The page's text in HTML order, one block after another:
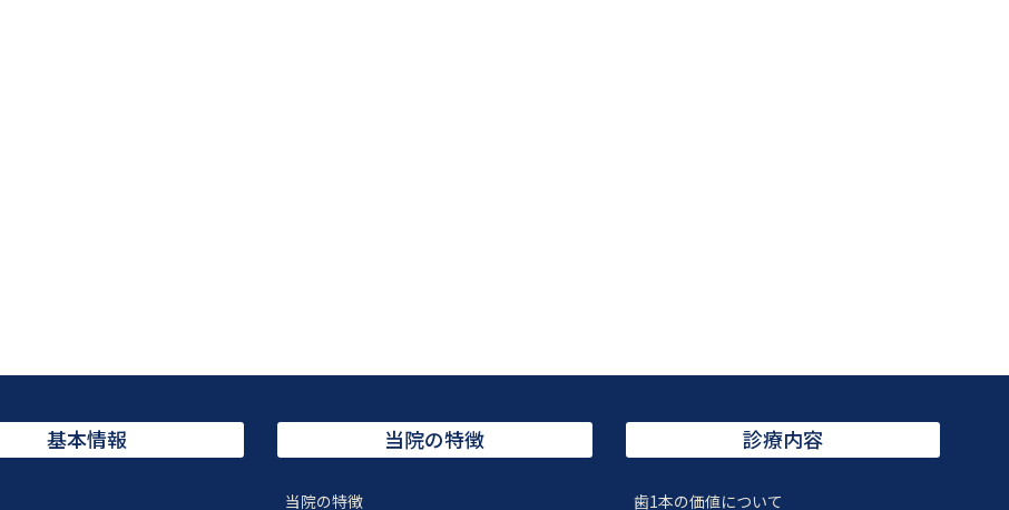
基本情報 当院の特徴
当院の特徴
診療内容
歯1本の価値について